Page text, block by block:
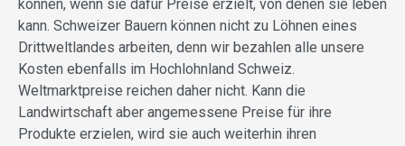
können, wenn sie dafür Preise erzielt, von denen sie leben
kann. Schweizer Bauern können nicht zu Löhnen eines
Drittweltlandes arbeiten, denn wir bezahlen alle unsere
Kosten ebenfalls im Hochlohnland Schweiz.
Weltmarktpreise reichen daher nicht. Kann die
Landwirtschaft aber angemessene Preise für ihre
Produkte erzielen, wird sie auch weiterhin ihren